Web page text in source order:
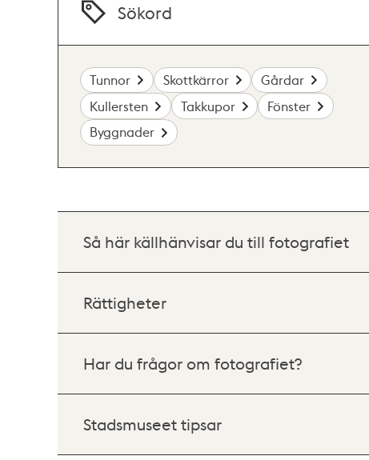
Sökord
Tunnor Skottkärror
Gårdar
Kullersten
Takkupor
Fönster
Byggnader
Så här källhänvisar du till fotografiet
Rättigheter
Har du frågor om fotografiet?
Stadsmuseet tipsar